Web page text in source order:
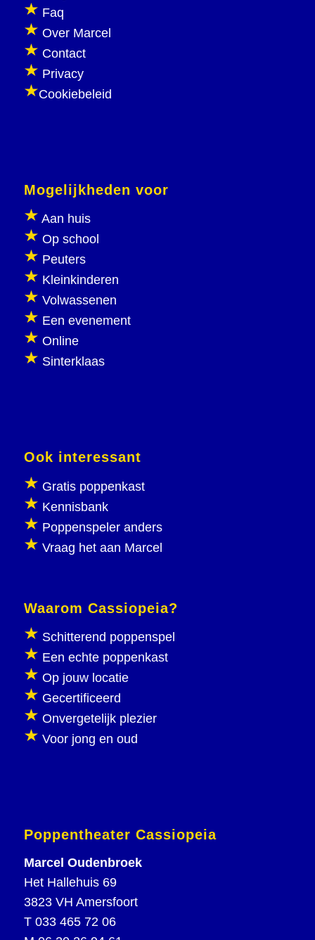
Faq
Over Marcel
Contact
Privacy
Cookiebeleid
Mogelijkheden voor
Aan huis
Op school
Peuters
Kleinkinderen
Volwassenen
Een evenement
Online
Sinterklaas
Ook interessant
Gratis poppenkast
Kennisbank
Poppenspeler anders
Vraag het aan Marcel
Waarom Cassiopeia?
Schitterend poppenspel
Een echte poppenkast
Op jouw locatie
Gecertificeerd
Onvergetelijk plezier
Voor jong en oud
Poppentheater Cassiopeia
Marcel Oudenbroek
Het Hallehuis 69
3823 VH Amersfoort
T 033 465 72 06